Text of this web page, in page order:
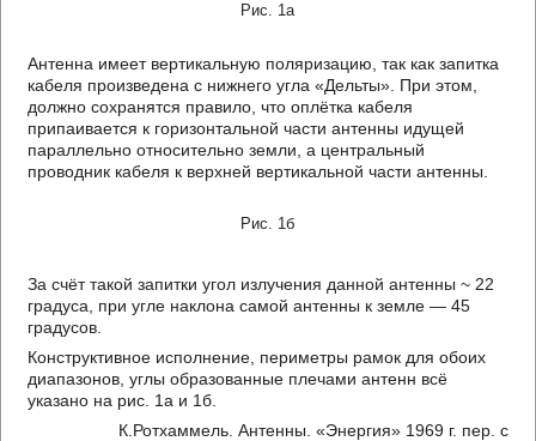
Рис. 1а
Антенна имеет вертикальную поляризацию, так как запитка
кабеля произведена с нижнего угла «Дельты». При этом,
должно сохранятся правило, что оплётка кабеля
припаивается к горизонтальной части антенны идущей
параллельно относительно земли, а центральный
проводник кабеля к верхней вертикальной части антенны.
Рис. 1б
За счёт такой запитки угол излучения данной антенны ~ 22
градуса, при угле наклона самой антенны к земле — 45
градусов.
Конструктивное исполнение, периметры рамок для обоих
диапазонов, углы образованные плечами антенн всё
указано на рис. 1а и 1б.
К.Ротхаммель. Антенны. «Энергия» 1969 г. пер. с